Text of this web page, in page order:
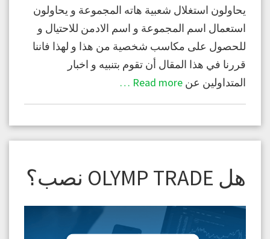
يحاولون استغلال شعبية هاته المجموعة و يحاولون
استعمال اسم المجموعة و اسم الادمن للاحتيال و
للحصول على مكاسب شخصية من هذا و لهذا فاننا
قررنا في هذا المقال أن تقوم بتنبيه و اخبار
المتداولين عن Read more …
هل OLYMP TRADE نصب؟